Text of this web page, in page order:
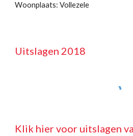
Woonplaats: Vollezele
Uitslagen 2018
Klik hier voor uitslagen